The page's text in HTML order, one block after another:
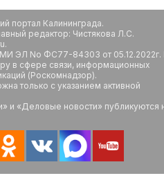
портал Калининграда.
редактор: Чистякова Л.С.
ЭЛ No ФС77-84303 от
в сфере связи, информационных
(Роскомнадзор).
только с указанием активной
и «Деловые новости» публикуются